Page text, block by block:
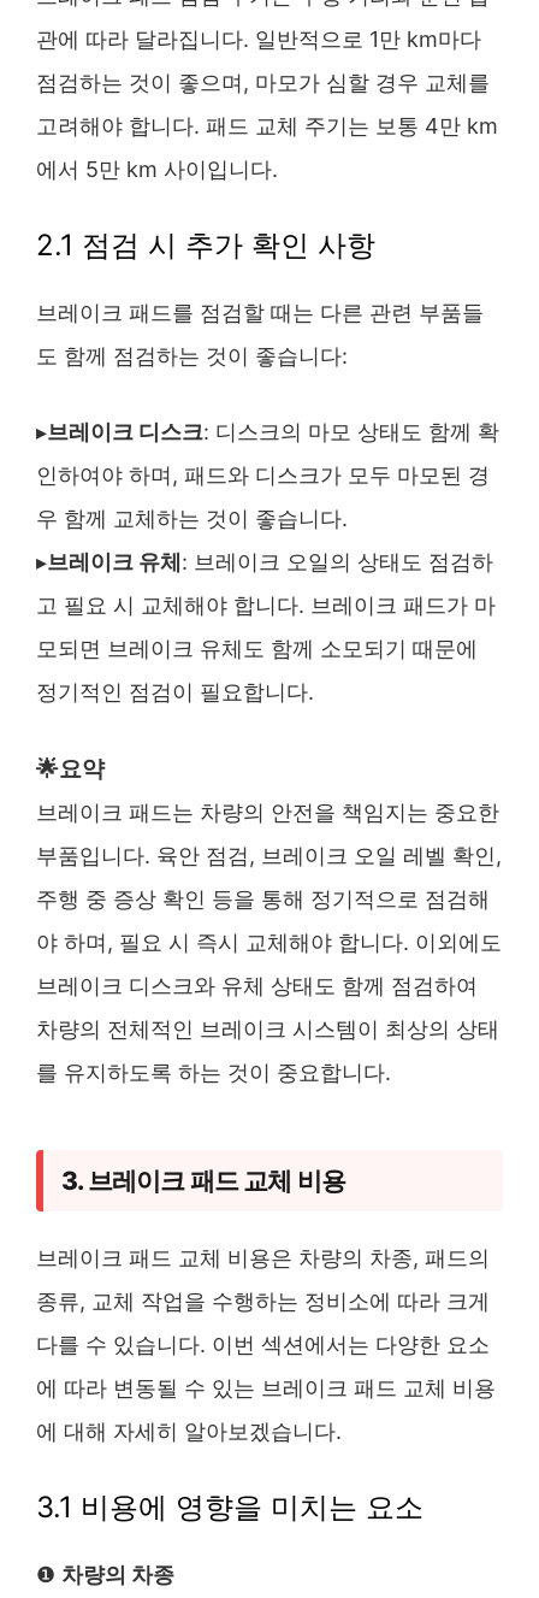
관에 따라 달라집니다. 일반적으로 1만 km마다
점검하는 것이 좋으며, 마모가 심할 경우 교체를
고려해야 합니다. 패드 교체 주기는 보통 4만 km
에서 5만 km 사이입니다.
2.1 점검 시 추가 확인 사항
브레이크 패드를 점검할 때는 다른 관련 부품들
도 함께 점검하는 것이 좋습니다:
▸브레이크 디스크: 디스크의 마모 상태도 함께 확
인하여야 하며, 패드와 디스크가 모두 마모된 경
우 함께 교체하는 것이 좋습니다.
▸브레이크 유체 : 브레이크 오일의 상태도 점검하
고 필요 시 교체해야 합니다. 브레이크 패드가 마
모되면 브레이크 유체도 함께 소모되기 때문에
정기적인 점검이 필요합니다.
🌟요약
브레이크 패드는 차량의 안전을 책임지는 중요한
부품입니다. 육안 점검, 브레이크 오일 레벨 확인,
주행 중 증상 확인 등을 통해 정기적으로 점검해
야 하며, 필요 시 즉시 교체해야 합니다. 이외에도
브레이크 디스크와 유체 상태도 함께 점검하여
차량의 전체적인 브레이크 시스템이 최상의 상태
를 유지하도록 하는 것이 중요합니다.
3. 브레이크 패드 교체 비용
브레이크 패드 교체 비용은 차량의 차종, 패드의
종류, 교체 작업을 수행하는 정비소에 따라 크게
다를 수 있습니다. 이번 섹션에서는 다양한 요소
에 따라 변동될 수 있는 브레이크 패드 교체 비용
에 대해 자세히 알아보겠습니다.
3.1 비용에 영향을 미치는 요소
❶ 차량의 차종